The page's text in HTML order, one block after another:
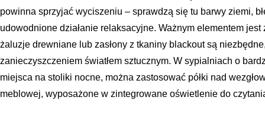
powinna sprzyjać wyciszeniu – sprawdzą się tu barwy ziemi,
udowodnione działanie relaksacyjne. Ważnym elementem
żaluzje drewniane lub zasłony z tkaniny blackout są
zanieczyszczeniem światłem sztucznym. W sypialniach o
miejsca na stoliki nocne, można zastosować półki nad
meblowej, wyposażone w zintegrowane oświetlenie do